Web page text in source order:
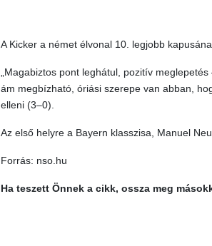
A Kicker a német élvonal 10. legjobb
„Magabiztos pont leghátul, pozitív
ám megbízható, óriási szerepe van abban,
elleni (3–0).
Az első helyre a Bayern klasszisa, Manuel
Forrás: nso.hu
Ha teszett Önnek a cikk, ossza meg